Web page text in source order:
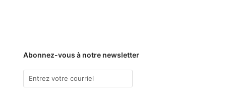
Abonnez-vous à notre newsletter